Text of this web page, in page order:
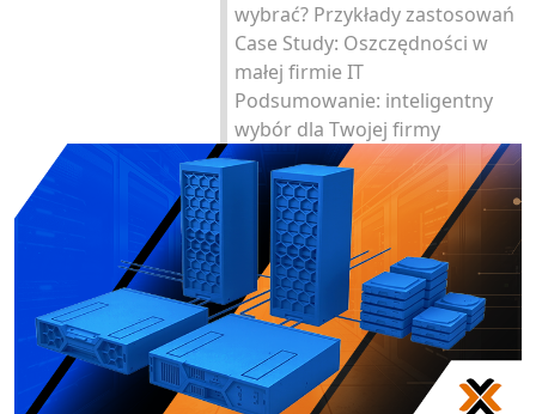
wybrać? Przykłady zastosowań
Case Study: Oszczędności w
małej firmie IT
Podsumowanie: inteligentny
wybór dla Twojej firmy